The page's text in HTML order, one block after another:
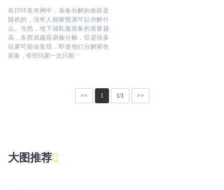
在DNF发布网中，装备分解的收获是
随机的，没有人能够预测可以分解什
么。当然，地下城私服装备的质量越
高，东西就越容易被分解，但是很多
玩家可能会发现，即使他们分解紫色
装备，有些玩家一次只能···
<< 1 1/1 >>
大图推荐